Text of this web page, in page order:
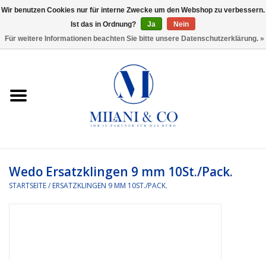
Bürobedarf
Ordnen und Registrieren
Rund um den Schreibtisch
Wedo Ersatzklingen 9 mm 10St./Pack.
STARTSEITE/ ERSATZKLINGEN 9 MM 10ST./PACK.
Wir benutzen Cookies nur für interne Zwecke um den Webshop zu verbessern.
Ist das in Ordnung?
Ja
Nein
Für weitere Informationen beachten Sie bitte unsere Datenschutzerklärung. »